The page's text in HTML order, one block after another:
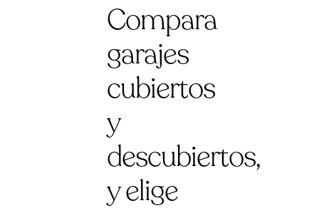
Compara
garajes
cubiertos
y
descubiertos,
y elige